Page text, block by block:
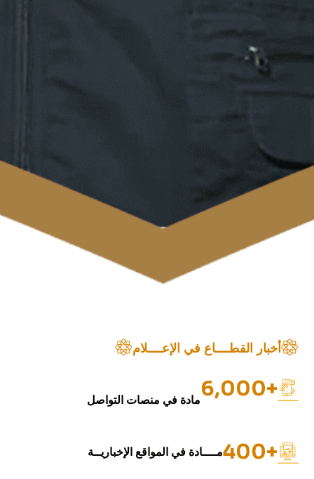
أخبار القطــــاع في الإعــــلام
+6,000 مادة في منصات التواصل
+400 مــــادة في المواقع الإخباريــة